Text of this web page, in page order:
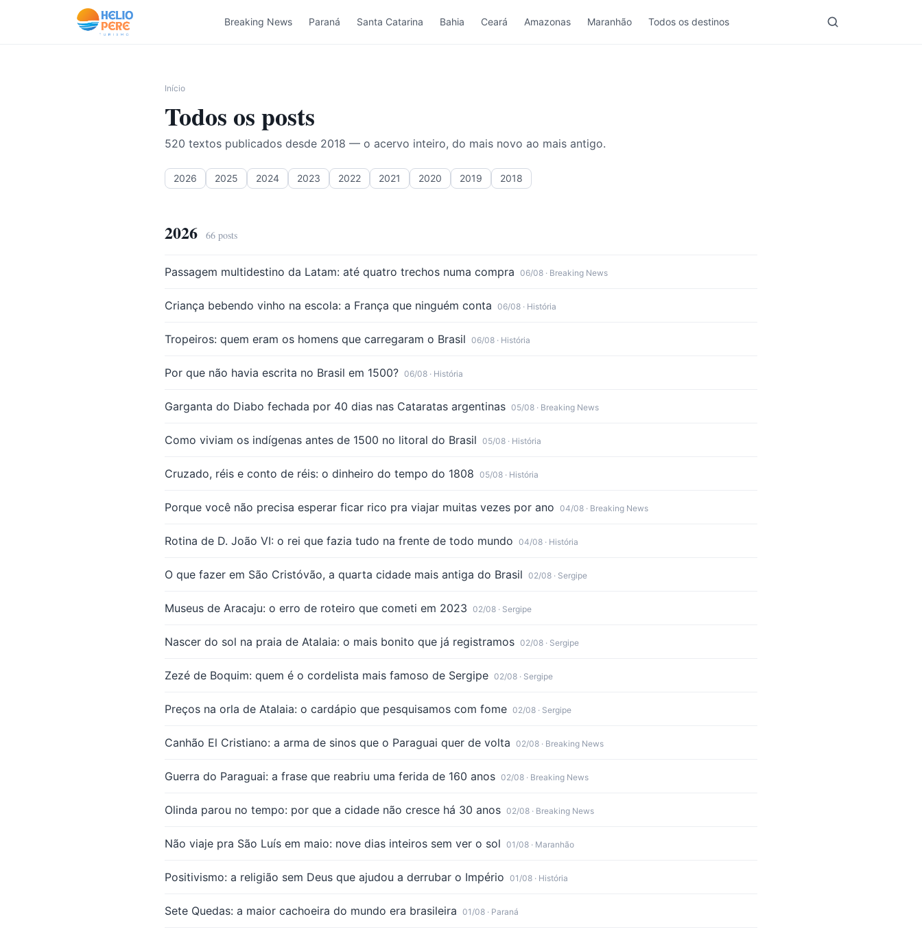
Pular para o conteúdo
Breaking News Paraná Santa Catarina Bahia Ceará Amazonas Maranhão Todos os destinos
Início
Todos os posts
520 textos publicados desde 2018 — o acervo inteiro, do mais novo ao mais antigo.
2026 2025 2024 2023 2022 2021 2020 2019 2018
2026 66 posts
Passagem multidestino da Latam: até quatro trechos numa compra 06/08 · Breaking News
Criança bebendo vinho na escola: a França que ninguém conta 06/08 · História
Tropeiros: quem eram os homens que carregaram o Brasil 06/08 · História
Por que não havia escrita no Brasil em 1500? 06/08 · História
Garganta do Diabo fechada por 40 dias nas Cataratas argentinas 05/08 · Breaking News
Como viviam os indígenas antes de 1500 no litoral do Brasil 05/08 · História
Cruzado, réis e conto de réis: o dinheiro do tempo do 1808 05/08 · História
Porque você não precisa esperar ficar rico pra viajar muitas vezes por ano 04/08 · Breaking News
Rotina de D. João VI: o rei que fazia tudo na frente de todo mundo 04/08 · História
O que fazer em São Cristóvão, a quarta cidade mais antiga do Brasil 02/08 · Sergipe
Museus de Aracaju: o erro de roteiro que cometi em 2023 02/08 · Sergipe
Nascer do sol na praia de Atalaia: o mais bonito que já registramos 02/08 · Sergipe
Zezé de Boquim: quem é o cordelista mais famoso de Sergipe 02/08 · Sergipe
Preços na orla de Atalaia: o cardápio que pesquisamos com fome 02/08 · Sergipe
Canhão El Cristiano: a arma de sinos que o Paraguai quer de volta 02/08 · Breaking News
Guerra do Paraguai: a frase que reabriu uma ferida de 160 anos 02/08 · Breaking News
Olinda parou no tempo: por que a cidade não cresce há 30 anos 02/08 · Breaking News
Não viaje pra São Luís em maio: nove dias inteiros sem ver o sol 01/08 · Maranhão
Positivismo: a religião sem Deus que ajudou a derrubar o Império 01/08 · História
Sete Quedas: a maior cachoeira do mundo era brasileira 01/08 · Paraná